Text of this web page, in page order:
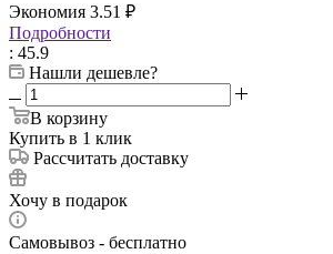
Экономия 3.51 ₽
Подробности
: 45.9
Нашли дешевле?
В корзину
Купить в 1 клик
Рассчитать доставку
Хочу в подарок
Самовывоз - бесплатно